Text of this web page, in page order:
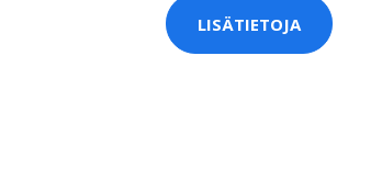
LISÄTIETOJA